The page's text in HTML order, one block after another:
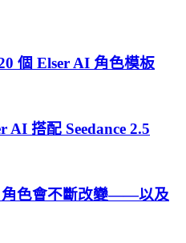
個 Elser AI 角色模板
AI 搭配 Seedance 2.5
角色會不斷改變——以及